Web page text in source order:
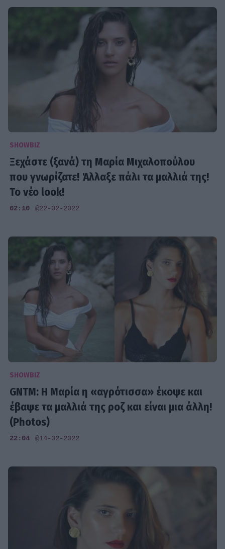
SHOWBIZ
Ξεχάστε (ξανά) τη Μαρία Μιχαλοπούλου
που γνωρίζατε! Άλλαξε πάλι τα μαλλιά της!
Το νέο look!
02:10 @22-02-2022
SHOWBIZ
GNTM: Η Μαρία η «αγρότισσα» έκοψε και
έβαψε τα μαλλιά της ροζ και είναι μια άλλη!
(Photos)
22:04 @14-02-2022